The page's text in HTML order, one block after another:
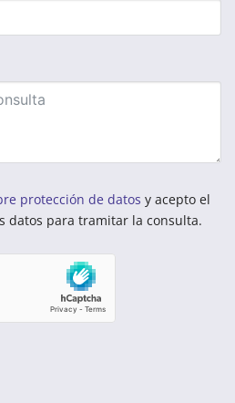
protección de datos y acepto el
datos para tramitar la consulta.